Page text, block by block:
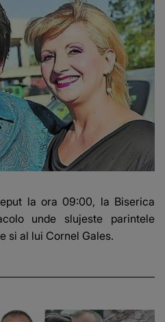
la ora 09:00, la Biserica
unde slujeste parintele
si al lui Cornel Gales.